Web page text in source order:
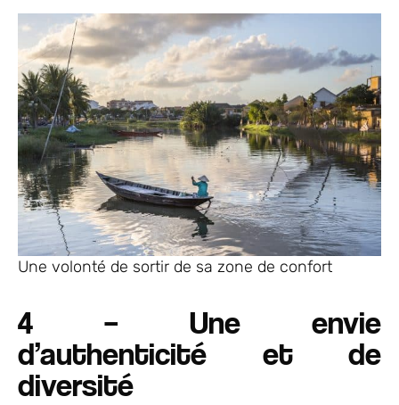
Une volonté de sortir de sa zone de confort
4 – Une envie
d’authenticité et de
diversité